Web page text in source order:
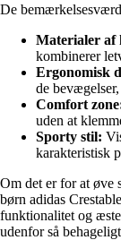
De
Materialer af
kombinerer
Ergonomisk
de
Comfort
uden at
Sporty stil:
karakteristisk
Om det er for at øve
børn adidas
funktionalitet og
udenfor så